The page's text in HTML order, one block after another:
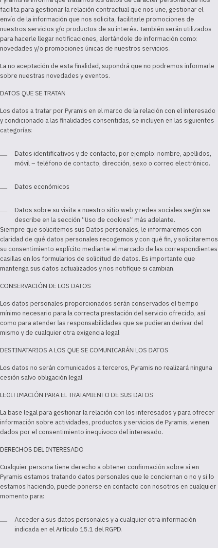
facilita para gestionar la relación contractual que nos une, gestionar el
envío de la información que nos solicita, facilitarle promociones de
nuestros servicios y/o productos de su interés. También serán utilizados
para hacerle llegar notificaciones, alertándole de información como:
novedades y/o promociones únicas de nuestros servicios.
La no aceptación de esta finalidad, supondrá que no podremos informarle
sobre nuestras novedades y eventos.
DATOS QUE SE TRATAN
Los datos a tratar por Pyramis en el marco de la relación con el interesado
y condicionado a las finalidades consentidas, se incluyen en las siguientes
categorías:
Datos identificativos y de contacto, por ejemplo: nombre, apellidos,
móvil – teléfono de contacto, dirección, sexo o correo electrónico.
Datos económicos
Datos sobre su visita a nuestro sitio web y redes sociales según se
describe en la sección “Uso de cookies” más adelante.
Siempre que solicitemos sus Datos personales, le informaremos con
claridad de qué datos personales recogemos y con qué fin, y solicitaremos
su consentimiento explícito mediante el marcado de las correspondientes
casillas en los formularios de solicitud de datos. Es importante que
mantenga sus datos actualizados y nos notifique si cambian.
CONSERVACIÓN DE LOS DATOS
Los datos personales proporcionados serán conservados el tiempo
mínimo necesario para la correcta prestación del servicio ofrecido, así
como para atender las responsabilidades que se pudieran derivar del
mismo y de cualquier otra exigencia legal.
DESTINATARIOS A LOS QUE SE COMUNICARÁN LOS DATOS
Los datos no serán comunicados a terceros, Pyramis no realizará ninguna
cesión salvo obligación legal.
LEGITIMACIÓN PARA EL TRATAMIENTO DE SUS DATOS
La base legal para gestionar la relación con los interesados y para ofrecer
información sobre actividades, productos y servicios de Pyramis, vienen
dados por el consentimiento inequívoco del interesado.
DERECHOS DEL INTERESADO
Cualquier persona tiene derecho a obtener confirmación sobre si en
Pyramis estamos tratando datos personales que le conciernan o no y si lo
estamos haciendo, puede ponerse en contacto con nosotros en cualquier
momento para:
Acceder a sus datos personales y a cualquier otra información
indicada en el Artículo 15.1 del RGPD.